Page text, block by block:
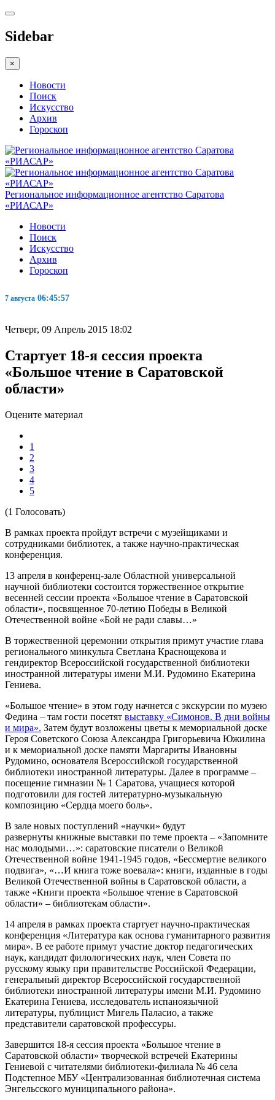
Sidebar
×
Новости
Поиск
Искусство
Архив
Гороскоп
Региональное информационное агентство Саратова
«РИАСАР»
Новости
Поиск
Искусство
Архив
Гороскоп
7 августа 06:45:58
Четверг, 09 Апрель 2015 18:02
Стартует 18-я сессия проекта
«Большое чтение в Саратовской
области»
Оцените материал
1
2
3
4
5
(1 Голосовать)
В рамках проекта пройдут встречи с музейщиками и
сотрудниками библиотек, а также научно-практическая
конференция.
13 апреля в конференц-зале Областной универсальной
научной библиотеки состоится торжественное открытие
весенней сессии проекта «Большое чтение в Саратовской
области», посвященное 70-летию Победы в Великой
Отечественной войне «Бой не ради славы…»
В торжественной церемонии открытия примут участие глава
регионального минкульта Светлана Краснощекова и
гендиректор Всероссийской государственной библиотеки
иностранной литературы имени М.И. Рудомино Екатерина
Гениева.
«Большое чтение» в этом году начнется с экскурсии по музею
Федина – там гости посетят выставку «Симонов. В дни войны
и мира». Затем будут возложены цветы к мемориальной доске
Героя Советского Союза Александра Григорьевича Южилина
и к мемориальной доске памяти Маргариты Ивановны
Рудомино, основателя Всероссийской государственной
библиотеки иностранной литературы. Далее в программе –
посещение гимназии № 1 Саратова, учащиеся которой
подготовили для гостей литературно-музыкальную
композицию «Сердца моего боль».
В зале новых поступлений «научки» будут
развернуты книжные выставки по теме проекта – «Запомните
нас молодыми…»: саратовские писатели о Великой
Отечественной войне 1941-1945 годов, «Бессмертие великого
подвига», «…И книга тоже воевала»: книги, изданные в годы
Великой Отечественной войны в Саратовской области, а
также «Книги проекта «Большое чтение в Саратовской
области» – библиотекам области».
14 апреля в рамках проекта стартует научно-практическая
конференция «Литература как основа гуманитарного развития
мира». В ее работе примут участие доктор педагогических
наук, кандидат филологических наук, член Совета по
русскому языку при правительстве Российской Федерации,
генеральный директор Всероссийской государственной
библиотеки иностранной литературы имени М.И. Рудомино
Екатерина Гениева, исследователь испаноязычной
литературы, публицист Мигель Паласио, а также
представители саратовской профессуры.
Завершится 18-я сессия проекта «Большое чтение в
Саратовской области» творческой встречей Екатерины
Гениевой с читателями библиотеки-филиала № 46 села
Подстепное МБУ «Централизованная библиотечная система
Энгельсского муниципального района».